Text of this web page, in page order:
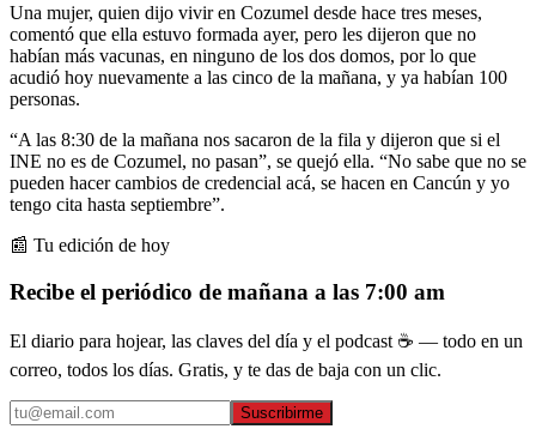
Una mujer, quien dijo vivir en Cozumel desde hace tres meses,
comentó que ella estuvo formada ayer, pero les dijeron que no
habían más vacunas, en ninguno de los dos domos, por lo que
acudió hoy nuevamente a las cinco de la mañana, y ya habían 100
personas.
“A las 8:30 de la mañana nos sacaron de la fila y dijeron que si el
INE no es de Cozumel, no pasan”, se quejó ella. “No sabe que no se
pueden hacer cambios de credencial acá, se hacen en Cancún y yo
tengo cita hasta septiembre”.
📰 Tu edición de hoy
Recibe el periódico de mañana a las 7:00 am
El diario para hojear, las claves del día y el podcast ☕ — todo en un
correo, todos los días. Gratis, y te das de baja con un clic.
Suscribirme